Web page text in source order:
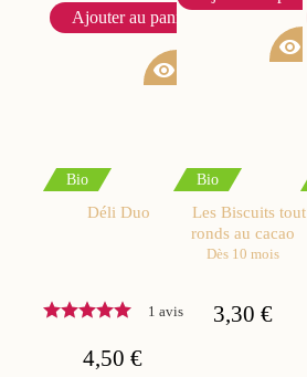
Ajouter au panier
visibility
visibility
Bio
Déli Duo
1 avis
4,50 €
Bio
Les Biscuits tout
ronds au cacao
Dès 10 mois
3,30 €